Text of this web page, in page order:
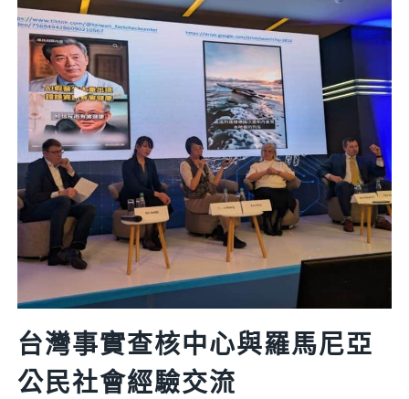
走
進
LINE
台
灣：
從
防
詐
到
職
連
結
賽
場
台灣事實查核中心與羅馬尼亞
公民社會經驗交流